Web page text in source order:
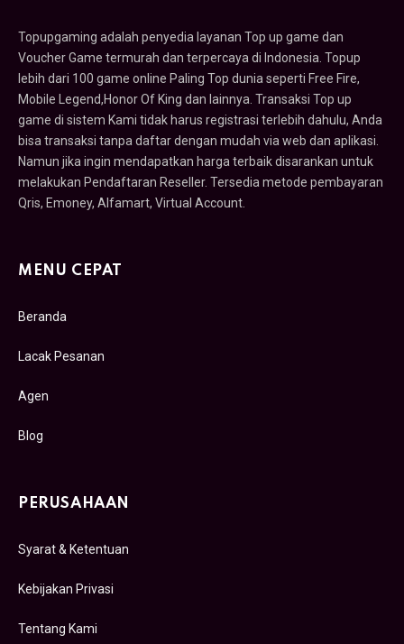
Topupgaming adalah penyedia layanan Top up game dan
Voucher Game termurah dan terpercaya di Indonesia. Topup
lebih dari 100 game online Paling Top dunia seperti Free Fire,
Mobile Legend,Honor Of King dan lainnya. Transaksi Top up
game di sistem Kami tidak harus registrasi terlebih dahulu, Anda
bisa transaksi tanpa daftar dengan mudah via web dan aplikasi.
Namun jika ingin mendapatkan harga terbaik disarankan untuk
melakukan Pendaftaran Reseller. Tersedia metode pembayaran
Qris, Emoney, Alfamart, Virtual Account.
MENU CEPAT
Beranda
Lacak Pesanan
Agen
Blog
PERUSAHAAN
Syarat & Ketentuan
Kebijakan Privasi
Tentang Kami